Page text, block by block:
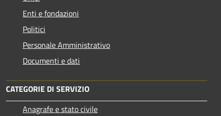
Enti e fondazioni
Politici
Personale Amministrativo
Documenti e dati
CATEGORIE DI SERVIZIO
Anagrafe e stato civile